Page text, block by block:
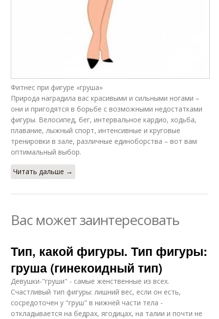
Фитнес при фигуре «груша»
Природа наградила вас красивыми и сильными ногами –
они и пригодятся в борьбе с возможными недостатками
фигуры. Велосипед, бег, интервальное кардио, ходьба,
плавание, лыжный спорт, интенсивные и круговые
тренировки в зале, различные единоборства – вот вам
оптимальный выбор.
Читать дальше →
Вас может заинтересовать
Тип, какой фигуры. Тип фигуры:
груша (гинекоидный тип)
Девушки-"груши" - самые женственные из всех.
Счастливый тип фигуры: лишний вес, если он есть,
сосредоточен у "груш" в нижней части тела -
откладывается на бедрах, ягодицах, на талии и почти не